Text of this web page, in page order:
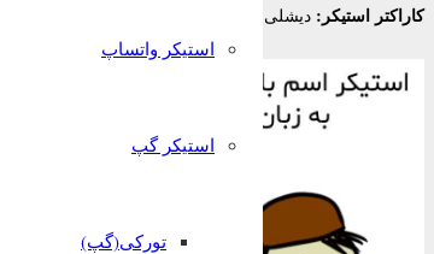
استیکر واتساپ
استیکر گپ
تورکی(گپ)
کاراکتر استیکر: دیشلی